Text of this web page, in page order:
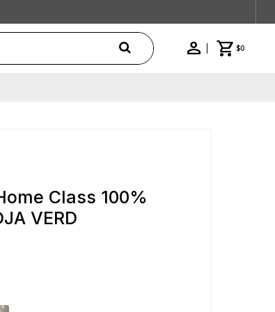
$0
Class 100%
VERD